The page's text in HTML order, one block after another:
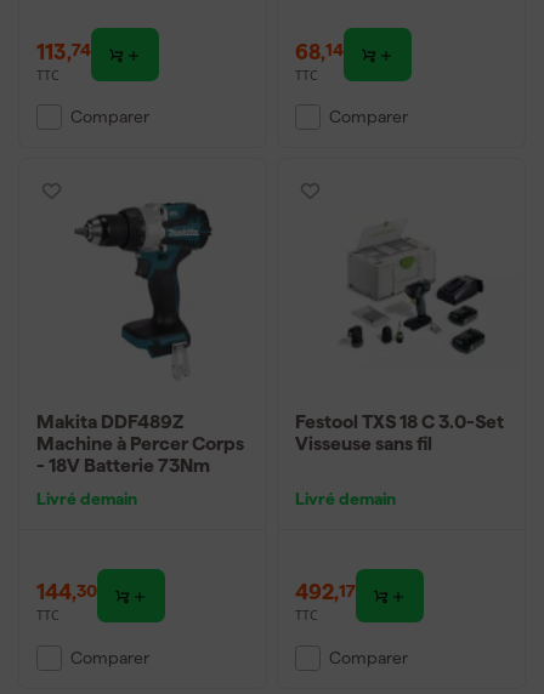
113,74
TTC
Comparer
68,14
TTC
Comparer
Makita DDF489Z
Machine à Percer Corps
- 18V Batterie 73Nm
Livré demain
144,30
TTC
Comparer
Festool TXS 18 C 3.0-Set
Visseuse sans fil
Livré demain
492,17
TTC
Comparer